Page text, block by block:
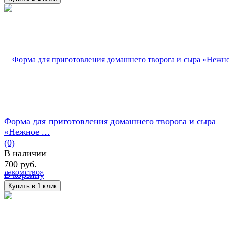
Форма для приготовления домашнего творога и сыра
«Нежное ...
(0)
В наличии
700 руб.
В корзину